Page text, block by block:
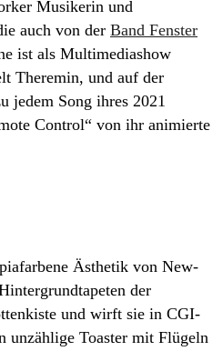
Musikerin und
auch von der Band Fenster
ist als Multimediashow
Theremin, und auf der
jedem Song ihres 2021
Control“ von ihr animierte
Ästhetik von New-
der
und wirft sie in CGI-
Toaster mit Flügeln